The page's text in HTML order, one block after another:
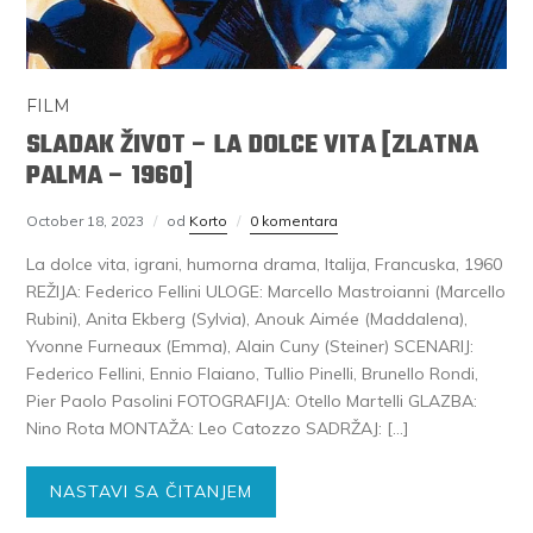
FILM
SLADAK ŽIVOT – LA DOLCE VITA [ZLATNA
PALMA – 1960]
October 18, 2023 od Korto 0 komentara
La dolce vita, igrani, humorna drama, Italija, Francuska, 1960
REŽIJA: Federico Fellini ULOGE: Marcello Mastroianni (Marcello
Rubini), Anita Ekberg (Sylvia), Anouk Aimée (Maddalena),
Yvonne Furneaux (Emma), Alain Cuny (Steiner) SCENARIJ:
Federico Fellini, Ennio Flaiano, Tullio Pinelli, Brunello Rondi,
Pier Paolo Pasolini FOTOGRAFIJA: Otello Martelli GLAZBA:
Nino Rota MONTAŽA: Leo Catozzo SADRŽAJ: […]
NASTAVI SA ČITANJEM